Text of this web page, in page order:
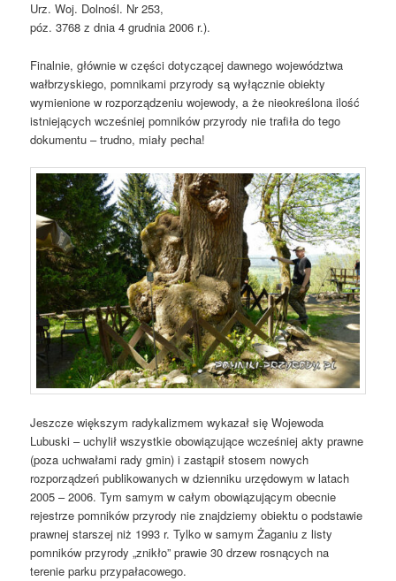
Urz. Woj. Dolnośl. Nr 253,
póz. 3768 z dnia 4 grudnia 2006 r.).
Finalnie, głównie w części dotyczącej dawnego województwa
wałbrzyskiego, pomnikami przyrody są wyłącznie obiekty
wymienione w rozporządzeniu wojewody, a że nieokreślona ilość
istniejących wcześniej pomników przyrody nie trafiła do tego
dokumentu – trudno, miały pecha!
Jeszcze większym radykalizmem wykazał się Wojewoda
Lubuski – uchylił wszystkie obowiązujące wcześniej akty prawne
(poza uchwałami rady gmin) i zastąpił stosem nowych
rozporządzeń publikowanych w dzienniku urzędowym w latach
2005 – 2006. Tym samym w całym obowiązującym obecnie
rejestrze pomników przyrody nie znajdziemy obiektu o podstawie
prawnej starszej niż 1993 r. Tylko w samym Żaganiu z listy
pomników przyrody „znikło” prawie 30 drzew rosnących na
terenie parku przypałacowego.